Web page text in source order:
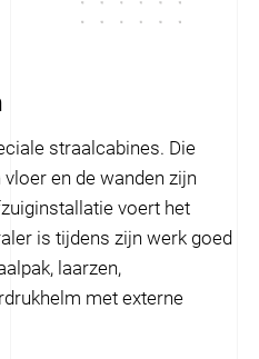
straalcabines. Die
en de wanden zijn
voert het
is tijdens zijn werk goed
laarzen,
met externe